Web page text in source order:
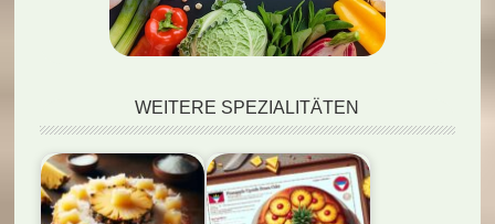
WEITERE SPEZIALITÄTEN